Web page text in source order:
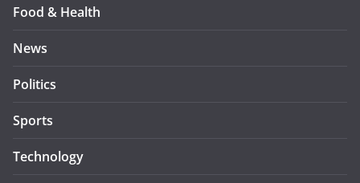
Food & Health
News
Politics
Sports
Technology